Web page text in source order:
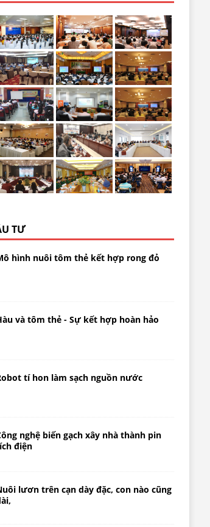
TƯ
hình nuôi tôm thẻ kết hợp rong đỏ
và tôm thẻ - Sự kết hợp hoàn hảo
tí hon làm sạch nguồn nước
nghệ biến gạch xây nhà thành pin
điện
lươn trên cạn dày đặc, con nào cũng